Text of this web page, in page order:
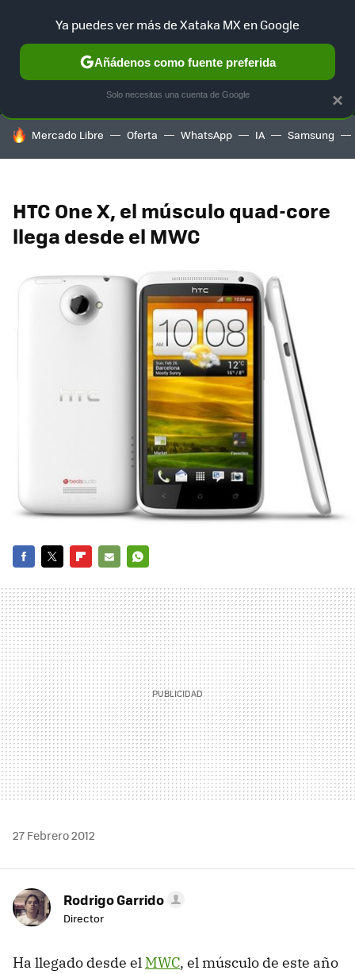
MENÚ NUEVO
GAMING HOME AUTO
HOY SE HABLA DE
Mercado Libre Oferta WhatsApp IA Samsung
HTC One X, el músculo quad-core
llega desde el MWC
MAIL
27 Febrero 2012
Rodrigo Garrido
Director
Ha llegado desde el MWC, el músculo de este año
×
Ya puedes ver más de Xataka MX en Google
Añádenos como fuente preferida
Solo necesitas una cuenta de Google